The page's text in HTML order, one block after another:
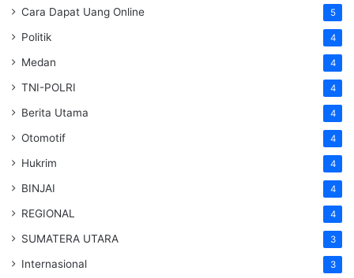
Cara Dapat Uang Online 5
Politik 4
Medan 4
TNI-POLRI 4
Berita Utama 4
Otomotif 4
Hukrim 4
BINJAI 4
REGIONAL 4
SUMATERA UTARA 3
Internasional 3